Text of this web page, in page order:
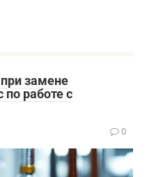
замене
работе с
0